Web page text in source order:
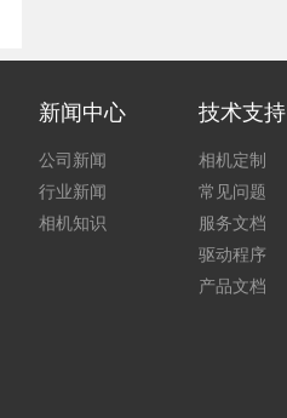
新闻中心
公司新闻
行业新闻
相机知识
技术支持
相机定制
常见问题
服务文档
驱动程序
产品文档